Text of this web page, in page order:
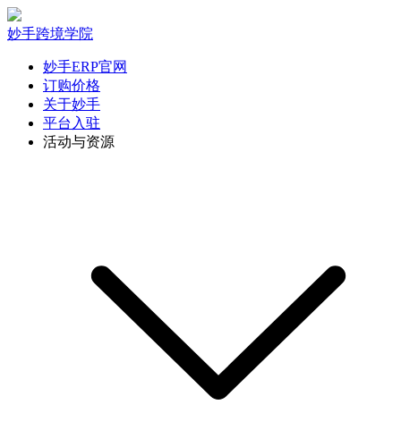
妙手跨境学院
妙手ERP官网
订购价格
关于妙手
平台入驻
活动与资源